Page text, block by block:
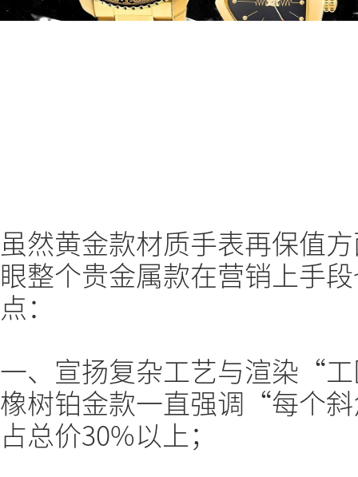
虽然黄金款材质手表再保值
眼整个贵金属款在营销上手
点：
一、宣扬复杂工艺与渲染“
橡树铂金款一直强调“每个
占总价30%以上；